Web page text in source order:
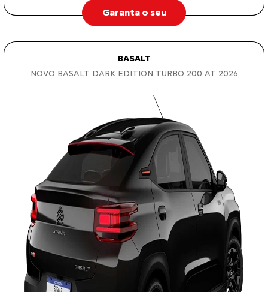
Garanta o seu
BASALT
NOVO BASALT DARK EDITION TURBO 200 AT 2026